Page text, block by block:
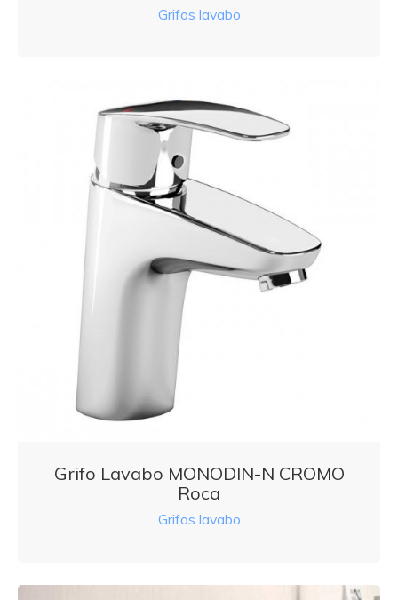
Grifos lavabo
Grifo Lavabo MONODIN-N CROMO
Roca
Grifos lavabo